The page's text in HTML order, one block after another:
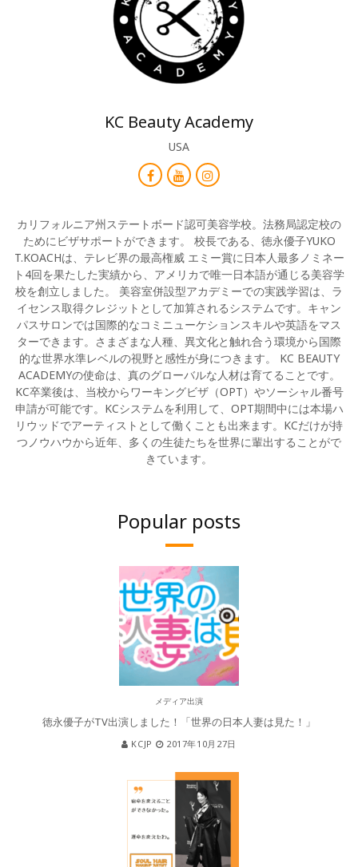
KC Beauty Academy
USA
カリフォルニア州ステートボード認可美容学校。法務局認定校の
ためにビザサポートができます。 校長である、徳永優子YUKO
T.KOACHは、テレビ界の最高権威 エミー賞に日本人最多ノミネー
ト4回を果たした実績から、アメリカで唯一日本語が通じる美容学
校を創立しました。 美容室併設型アカデミーでの実践学習は、ラ
イセンス取得クレジットとして加算されるシステムです。キャン
パスサロンでは国際的なコミニューケションスキルや英語をマス
ターできます。さまざまな人種、異文化と触れ合う環境から国際
的な世界水準レベルの視野と感性が身につきます。 KC BEAUTY
ACADEMYの使命は、真のグローバルな人材は育てることです。
KC卒業後は、当校からワーキングビザ（OPT）やソーシャル番号
申請が可能です。KCシステムを利用して、OPT期間中には本場ハ
リウッドでアーティストとして働くことも出来ます。KCだけが持
つノウハウから近年、多くの生徒たちを世界に輩出することがで
きています。
Popular posts
メディア出演
徳永優子がTV出演しました！「世界の日本人妻は見た！」
KCJP 2017年10月27日